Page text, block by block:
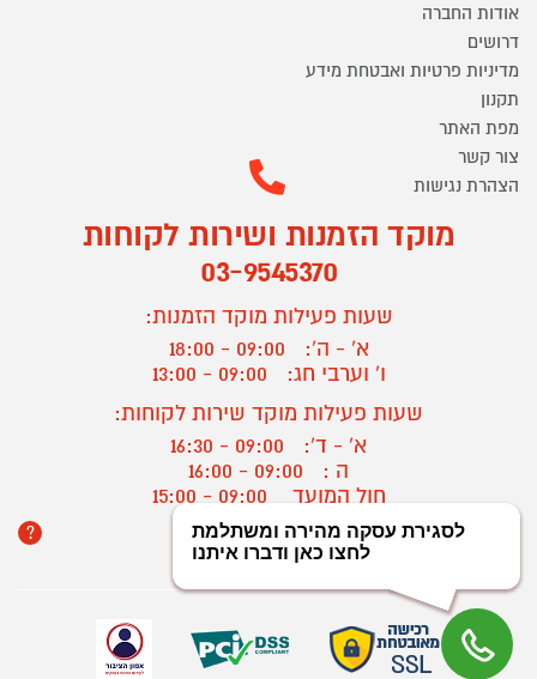
אודות החברה
דרושים
מדיניות פרטיות ואבטחת מידע
תקנון
מפת האתר
צור קשר
הצהרת נגישות
מוקד הזמנות ושירות לקוחות
03-9545370
שעות פעילות מוקד הזמנות:
א' - ה':
09:00 - 18:00
ו' וערבי חג:
09:00 - 13:00
שעות פעילות מוקד שירות לקוחות:
א' - ד':
09:00 - 16:30
ה :
09:00 - 16:00
חול המועד
? יצירת קשר/ביטול הזמנה